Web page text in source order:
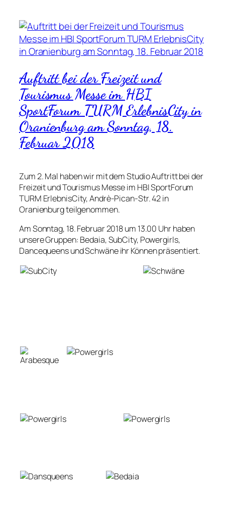
Auftritt bei der Freizeit und
Tourismus Messe im HBI
SportForum TURM ErlebnisCity in
Oranienburg am Sonntag, 18.
Februar 2018
Zum 2. Mal haben wir mit dem Studio Auftritt bei der
Freizeit und Tourismus Messe im HBI SportForum
TURM ErlebnisCity, Andrè-Pican-Str. 42 in
Oranienburg teilgenommen.
Am Sonntag, 18. Februar 2018 um 13.00 Uhr haben
unsere Gruppen: Bedaia, SubCity, Powergirls,
Dancequeens und Schwäne ihr Können präsentiert.